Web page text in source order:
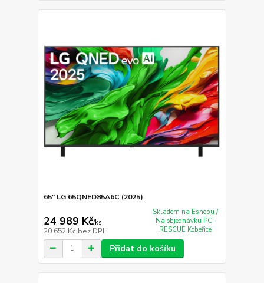
65" LG 65QNED85A6C (2025)
24 989 Kč/ks
20 652 Kč bez DPH
Skladem na Eshopu /
Na objednávku PC-
RESCUE Kobeřice
Přidat do košíku